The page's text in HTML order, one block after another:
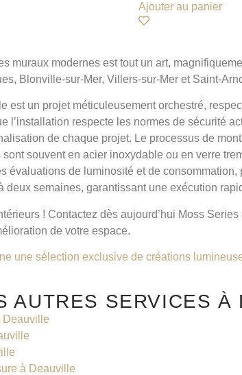
Ajouter au panier
muraux modernes est tout un art,
Blonville-sur-Mer, Villers-sur-Mer et Saint-
est un projet méticuleusement orchestré,
l’installation respecte les normes de sécurité
de chaque projet. Le processus de
souvent en acier inoxydable ou en verre
évaluations de luminosité et de
deux semaines, garantissant une exécution
! Contactez dès aujourd’hui Moss
de votre espace.
une sélection exclusive de créations
AUTRES SERVICES À
Deauville
à Deauville